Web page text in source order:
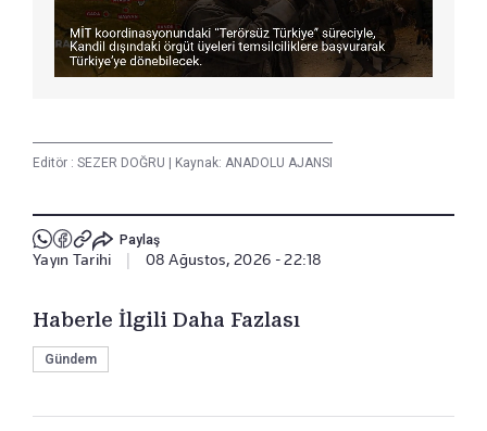
Editör : SEZER DOĞRU Kaynak: ANADOLU AJANSI
Paylaş
Yayın Tarihi 08 Ağustos, 2026 - 22:18
Haberle İlgili Daha Fazlası
Gündem